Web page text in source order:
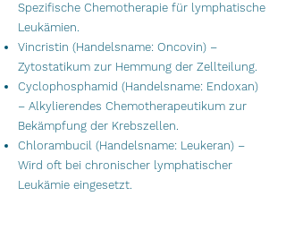
Spezifische Chemotherapie für lymphatische
Leukämien.
Vincristin (Handelsname: Oncovin) –
Zytostatikum zur Hemmung der Zellteilung.
Cyclophosphamid (Handelsname: Endoxan)
– Alkylierendes Chemotherapeutikum zur
Bekämpfung der Krebszellen.
Chlorambucil (Handelsname: Leukeran) –
Wird oft bei chronischer lymphatischer
Leukämie eingesetzt.